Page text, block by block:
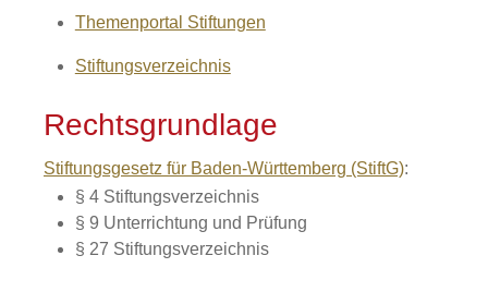
Themenportal Stiftungen
Stiftungsverzeichnis
Rechtsgrundlage
Stiftungsgesetz für Baden-Württemberg (StiftG):
§ 4 Stiftungsverzeichnis
§ 9 Unterrichtung und Prüfung
§ 27 Stiftungsverzeichnis